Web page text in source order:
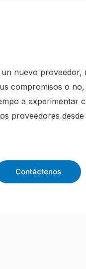
nuevo proveedor,
compromisos o
a experimentar
proveedores
Contáctenos